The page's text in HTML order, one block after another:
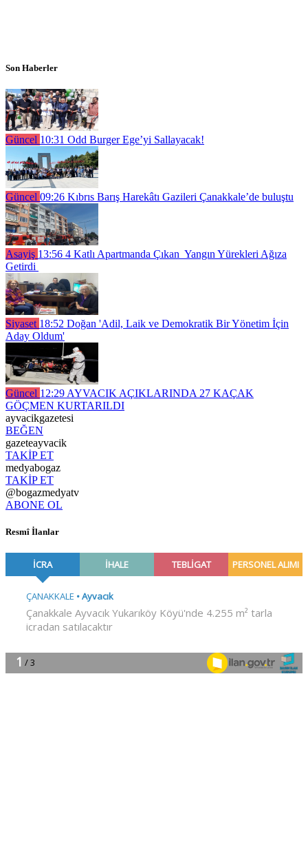
Son Haberler
Güncel 10:31 Odd Burger Ege’yi Sallayacak!
Güncel 09:26 Kıbrıs Barış Harekâtı Gazileri Çanakkale’de buluştu
Asayiş 13:56 4 Katlı Apartmanda Çıkan Yangın Yürekleri Ağıza
Getirdi
Siyaset 18:52 Doğan 'Adil, Laik ve Demokratik Bir Yönetim İçin
Aday Oldum'
Güncel 12:29 AYVACIK AÇIKLARINDA 27 KAÇAK
GÖÇMEN KURTARILDI
ayvacikgazetesi
BEĞEN
gazeteayvacik
TAKİP ET
medyabogaz
TAKİP ET
@bogazmedyatv
ABONE OL
Resmî İlanlar